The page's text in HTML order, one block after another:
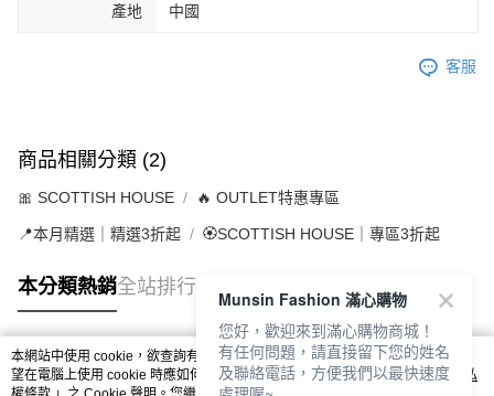
產地 中國
客服
商品相關分類 (2)
🎀 SCOTTISH HOUSE 🔥 OUTLET特惠專區
📍本月精選｜精選3折起 🏵️SCOTTISH HOUSE｜專區3折起
本分類熱銷全站排行
熱門標籤
本網站中使用 cookie，欲查詢有關本網站使用 cookie 方式之詳情，及若您不希
望在電腦上使用 cookie 時應如何變更電腦的 cookie 設定，請參閱本網站「
隱私
Munsin Fashion 滿心購物
您好，歡迎來到滿心購物商城！
有任何問題，請直接留下您的姓名
及聯絡電話，方便我們以最快速度